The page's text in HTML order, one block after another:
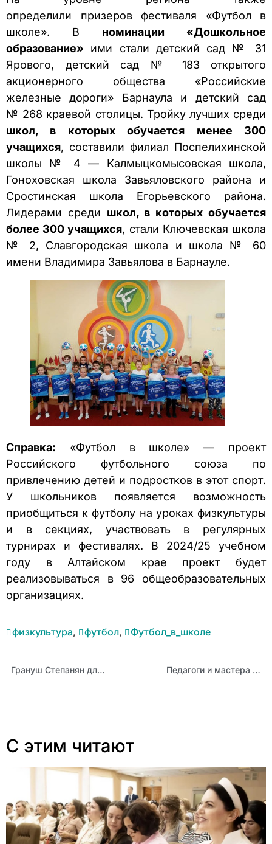
определили призеров фестиваля «Футбол в
школе». В номинации «Дошкольное
образование» ими стали детский сад № 31
Ярового, детский сад № 183 открытого
акционерного общества «Российские
железные дороги» Барнаула и детский сад
№ 268 краевой столицы. Тройку лучших среди
школ, в которых обучается менее 300
учащихся, составили филиал Поспелихинской
школы № 4 — Калмыцкомысовская школа,
Гоноховская школа Завьяловского района и
Сростинская школа Егорьевского района.
Лидерами среди школ, в которых обучается
более 300 учащихся, стали Ключевская школа
№ 2, Славгородская школа и школа № 60
имени Владимира Завьялова в Барнауле.
Справка: «Футбол в школе» — проект
Российского футбольного союза по
привлечению детей и подростков в этот спорт.
У школьников появляется возможность
приобщиться к футболу на уроках физкультуры
и в секциях, участвовать в регулярных
турнирах и фестивалях. В 2024/25 учебном
году в Алтайском крае проект будет
реализовываться в 96 общеобразовательных
организациях.
физкультура, футбол, Футбол_в_школе
Грануш Степанян для финала конкурса «Учитель года России – 2024» подготовила видеоэссе Педагоги и мастера производственного обучения колледжей и техникумов могут повысить компетенции в сфере цифровых технологий
С этим читают